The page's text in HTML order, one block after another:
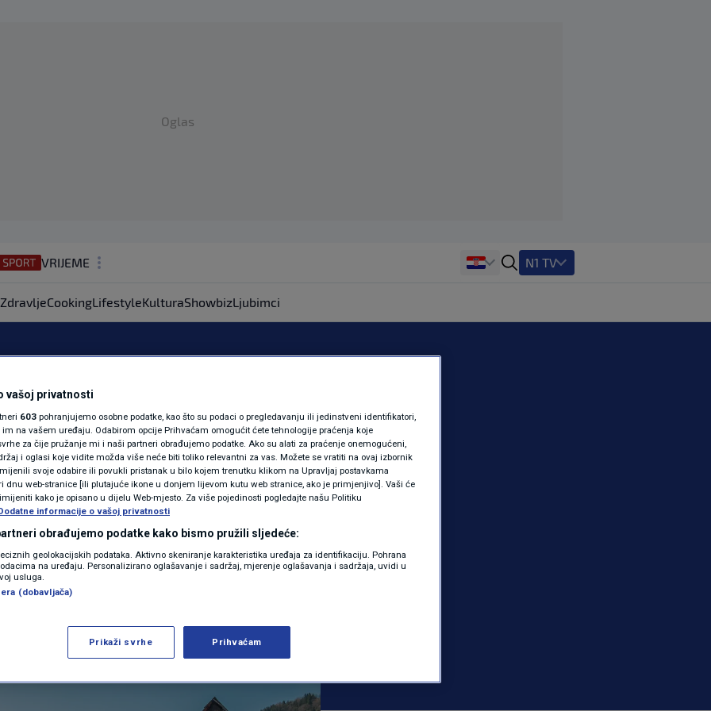
Oglas
VRIJEME
REGIJA
MAGAZIN
KOLUMNE
N1(DIS)INFO
KLIMATSKE PROMJENE
FOTO
VIDEO
N1 TV
ZdravljeCookingLifestyleKulturaShowbizLjubimci
raste
"Izbrišite nas s
živimo kao u
MAGAZIN | 0 komentara
vašoj privatnosti
603 pohranjujemo osobne podatke, kao što su podaci o pregledavanju ili jedinstveni identifikatori,
na vašem uređaju. Odabirom opcije Prihvaćam omogućit ćete tehnologije praćenja koje
za čije pružanje mi i naši partneri obrađujemo podatke. Ako su alati za praćenje onemogućeni,
i oglasi koje vidite možda više neće biti toliko relevantni za vas. Možete se vratiti na ovaj izbornik
svoje odabire ili povukli pristanak u bilo kojem trenutku klikom na Upravljaj postavkama
dnu web-stranice [ili plutajuće ikone u donjem lijevom kutu web stranice, ako je primjenjivo]. Vaši će
kako je opisano u dijelu Web-mjesto. Za više pojedinosti pogledajte našu Politiku
informacije o vašoj privatnosti
obrađujemo podatke kako bismo pružili sljedeće:
geolokacijskih podataka. Aktivno skeniranje karakteristika uređaja za identifikaciju. Pohrana
na uređaju. Personalizirano oglašavanje i sadržaj, mjerenje oglašavanja i sadržaja, uvidi u
usluga.
(dobavljača)
Prikaži svrhe Prihvaćam